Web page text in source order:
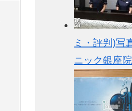
ミ・評判)写
ニック銀座